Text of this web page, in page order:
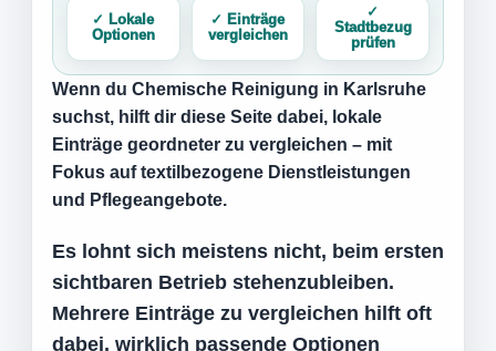
✓ Lokale
Optionen
✓ Einträge
vergleichen
✓
Stadtbezug
prüfen
Wenn du Chemische Reinigung in Karlsruhe
suchst, hilft dir diese Seite dabei, lokale
Einträge geordneter zu vergleichen – mit
Fokus auf textilbezogene Dienstleistungen
und Pflegeangebote.
Es lohnt sich meistens nicht, beim ersten
sichtbaren Betrieb stehenzubleiben.
Mehrere Einträge zu vergleichen hilft oft
dabei, wirklich passende Optionen